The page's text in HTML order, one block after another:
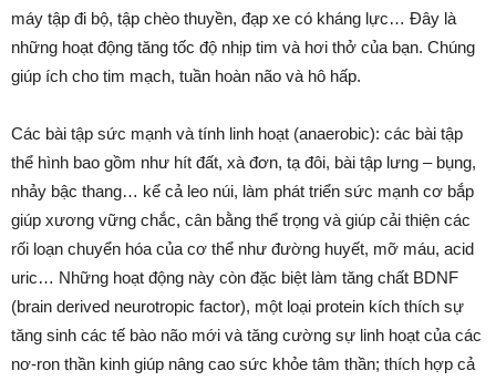
máy tập đi bộ, tập chèo thuyền, đạp xe có kháng lực… Đây là
những hoạt động tăng tốc độ nhịp tim và hơi thở của bạn. Chúng
giúp ích cho tim mạch, tuần hoàn não và hô hấp.
Các bài tập sức mạnh và tính linh hoạt (anaerobic): các bài tập
thể hình bao gồm như hít đất, xà đơn, tạ đôi, bài tập lưng – bụng,
nhảy bậc thang… kể cả leo núi, làm phát triển sức mạnh cơ bắp
giúp xương vững chắc, cân bằng thể trọng và giúp cải thiện các
rối loạn chuyển hóa của cơ thể như đường huyết, mỡ máu, acid
uric… Những hoạt động này còn đặc biệt làm tăng chất BDNF
(brain derived neurotropic factor), một loại protein kích thích sự
tăng sinh các tế bào não mới và tăng cường sự linh hoạt của các
nơ-ron thần kinh giúp nâng cao sức khỏe tâm thần; thích hợp cả